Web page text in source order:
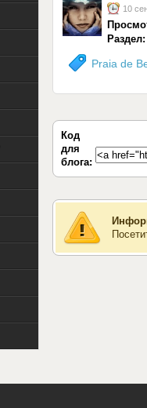
Praia de
10
Раздел:
Код
для
блога: